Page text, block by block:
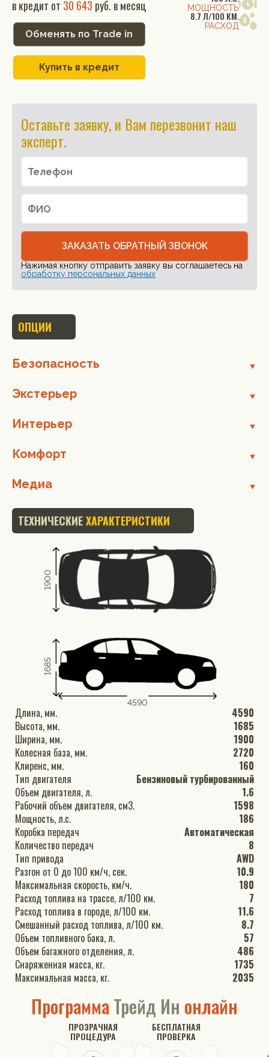
МОЩНОСТЬ
8.7 Л/100 КМ.
РАСХОД
в кредит от 30 643 руб. в месяц
Обменять по Trade in
Купить в кредит
Оставьте заявку, и Вам перезвонит наш
эксперт.
ЗАКАЗАТЬ ОБРАТНЫЙ ЗВОНОК
Нажимая кнопку отправить заявку вы соглашаетесь на
обработку персональных данных
ОПЦИИ
Безопасность
Экстерьер
Интерьер
Комфорт
Медиа
ТЕХНИЧЕСКИЕХАРАКТЕРИСТИКИ
4590
1685
1900
Длина, мм.
4590
Высота, мм.
1685
Ширина, мм.
1900
Колесная база, мм.
2720
Клиренс, мм.
160
Тип двигателя
Бензиновый турбированный
Объем двигателя, л.
1.6
Рабочий объем двигателя, см3.
1598
Мощность, л.с.
186
Коробка передач
Автоматическая
Количество передач
8
Тип привода
AWD
Разгон от 0 до 100 км/ч, сек.
10.9
Максимальная скорость, км/ч.
180
Расход топлива на трассе, л/100 км.
7
Расход топлива в городе, л/100 км.
11.6
Смешанный расход топлива, л/100 км.
8.7
Объем топливного бака, л.
57
Объем багажного отделения, л.
486
Снаряженная масса, кг.
1735
Максимальная масса, кг.
2035
ПрограммаТрейд Ин онлайн
ПРОЗРАЧНАЯ
ПРОЦЕДУРА
БЕСПЛАТНАЯ
ПРОВЕРКА